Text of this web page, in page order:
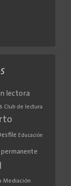
lectora
Club de lectura
Educación
permanente
Mediación